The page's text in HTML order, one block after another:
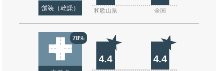
舗装（乾燥） 和歌山県 全国
78%
4.4 4.4